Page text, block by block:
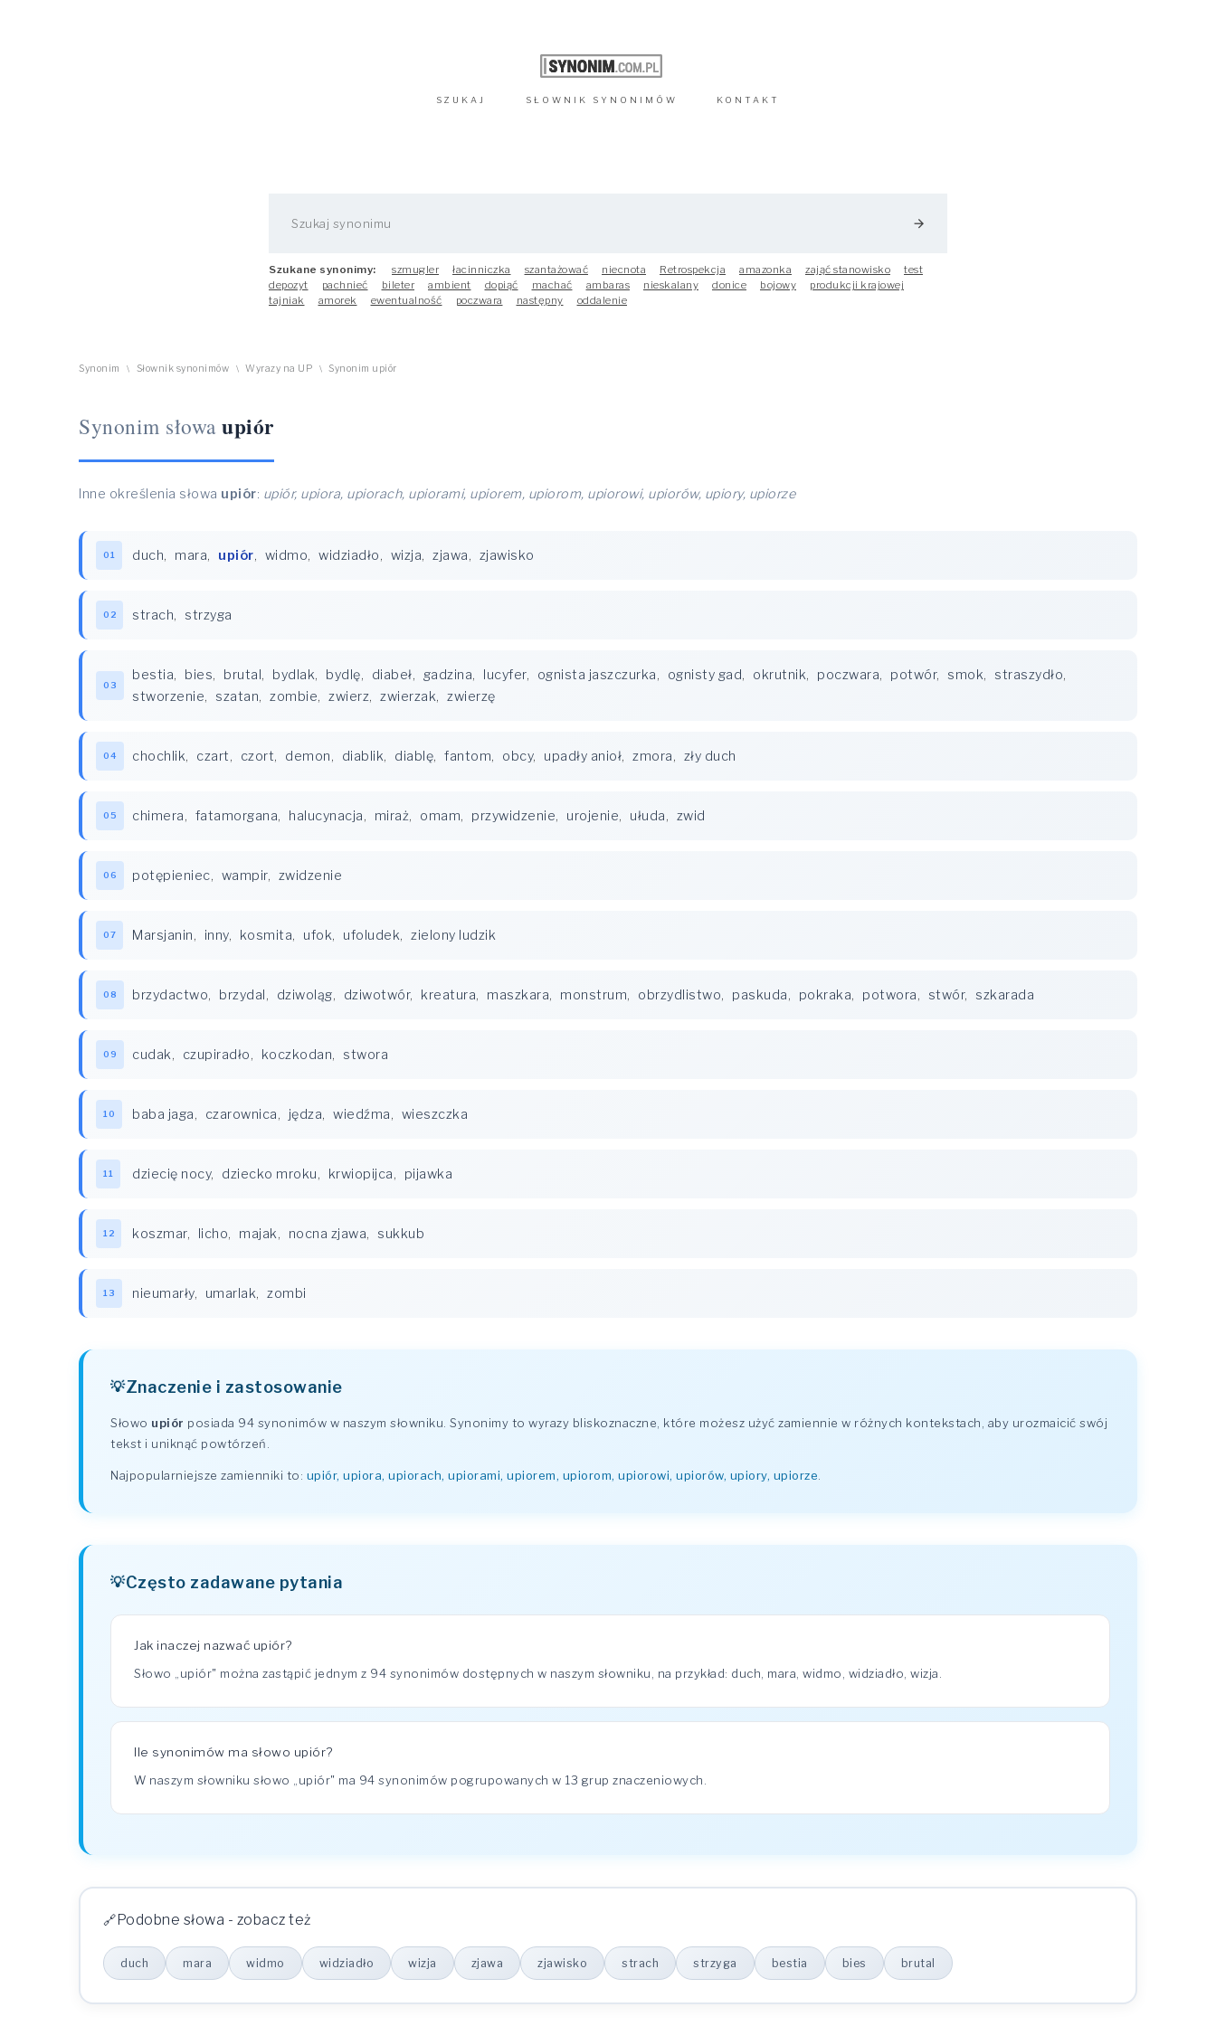
SZUKAJ SŁOWNIK SYNONIMÓW KONTAKT
arrow_forward
Szukane synonimy: szmugler łacinniczka szantażować niecnota Retrospekcja amazonka zająć stanowisko
test
depozyt
pachnieć bileter ambient dopiąć machać ambaras nieskalany donice bojowy
produkcji krajowej
tajniak
amorek ewentualność poczwara następny oddalenie
Synonim \ Słownik synonimów \ Wyrazy na UP \ Synonim upiór
Synonim słowa upiór
Inne określenia słowa upiór: upiór, upiora, upiorach, upiorami, upiorem, upiorom, upiorowi, upiorów, upiory, upiorze
01 duch, mara, upiór, widmo, widziadło, wizja, zjawa, zjawisko
02 strach, strzyga
03
bestia, bies, brutal, bydlak, bydlę, diabeł, gadzina, lucyfer, ognista jaszczurka, ognisty gad, okrutnik, poczwara, potwór, smok, straszydło,
stworzenie, szatan, zombie, zwierz, zwierzak, zwierzę
04 chochlik, czart, czort, demon, diablik, diablę, fantom, obcy, upadły anioł, zmora, zły duch
05 chimera, fatamorgana, halucynacja, miraż, omam, przywidzenie, urojenie, ułuda, zwid
06 potępieniec, wampir, zwidzenie
07 Marsjanin, inny, kosmita, ufok, ufoludek, zielony ludzik
08 brzydactwo, brzydal, dziwoląg, dziwotwór, kreatura, maszkara, monstrum, obrzydlistwo, paskuda, pokraka, potwora, stwór, szkarada
09 cudak, czupiradło, koczkodan, stwora
10 baba jaga, czarownica, jędza, wiedźma, wieszczka
11 dziecię nocy, dziecko mroku, krwiopijca, pijawka
12 koszmar, licho, majak, nocna zjawa, sukkub
13 nieumarły, umarlak, zombi
Znaczenie i zastosowanie
Słowo upiór posiada 94 synonimów w naszym słowniku. Synonimy to wyrazy bliskoznaczne, które możesz użyć zamiennie w różnych kontekstach, aby urozmaicić swój
tekst i uniknąć powtórzeń.
Najpopularniejsze zamienniki to: upiór, upiora, upiorach, upiorami, upiorem, upiorom, upiorowi, upiorów, upiory, upiorze
Często zadawane pytania
Jak inaczej nazwać upiór?
Słowo „upiór" można zastąpić jednym z 94 synonimów dostępnych w naszym słowniku, na przykład: duch, mara, widmo, widziadło, wizja.
Ile synonimów ma słowo upiór?
W naszym słowniku słowo „upiór" ma 94 synonimów pogrupowanych w 13 grup znaczeniowych.
Podobne słowa - zobacz też
duch mara widmo widziadło wizja zjawa zjawisko strach strzyga bestia bies brutal